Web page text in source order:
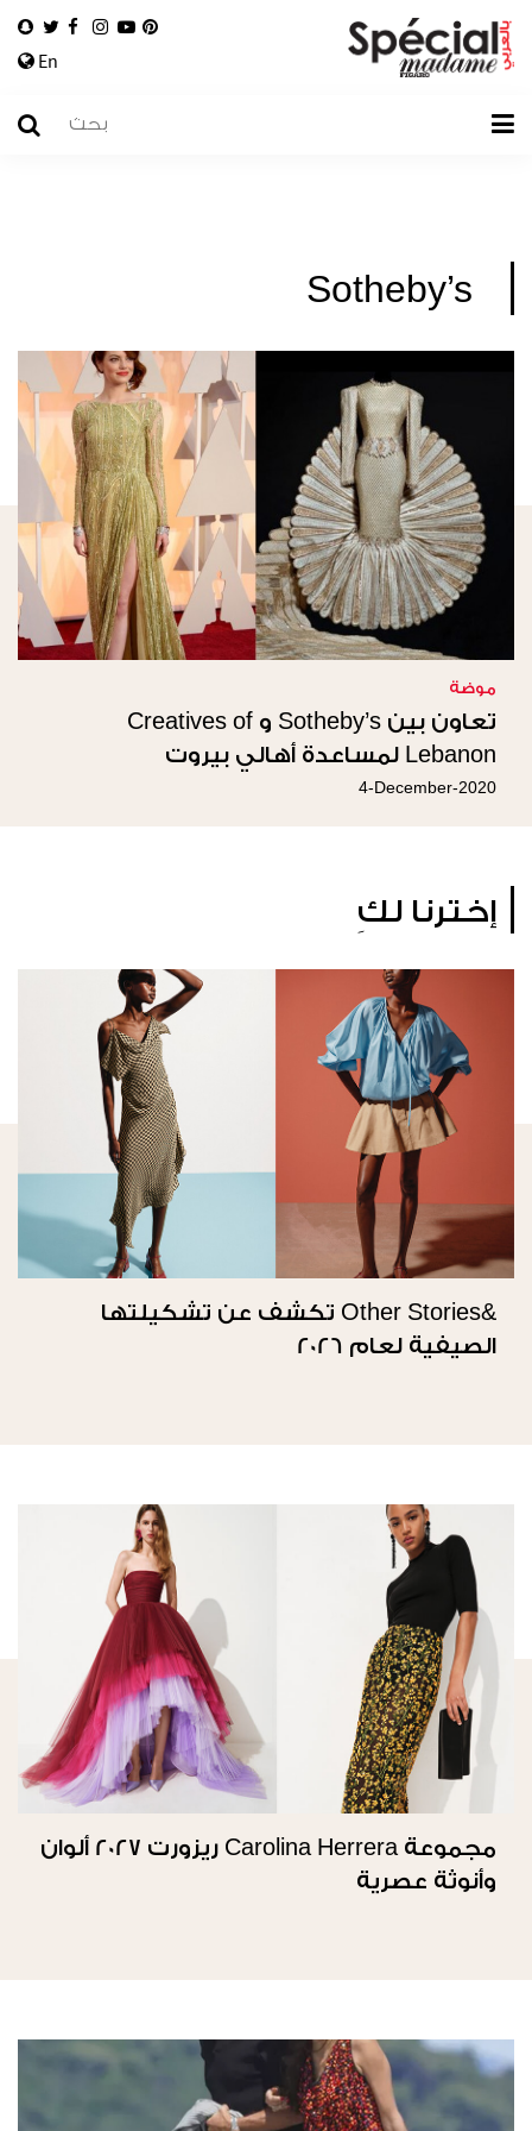
En
موضة
تعاون بين Sotheby’s و Creatives of
Lebanon لمساعدة أهالي بيروت
4-December-2020
إخترنا لكِ
&Other Stories تكشف عن تشكيلتها
الصيفية لعام 2026
مجموعة Carolina Herrera ريزورت 2027 ألوان
وأنوثة عصرية